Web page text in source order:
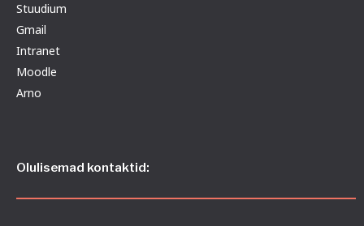
Stuudium
Gmail
Intranet
Moodle
Arno
Olulisemad kontaktid: